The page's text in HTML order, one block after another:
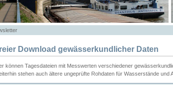
Download gewässerkundlicher Daten
können Tagesdateien mit Messwerten verschiedener
stehen auch ältere ungeprüfte Rohdaten für Wasserstände und